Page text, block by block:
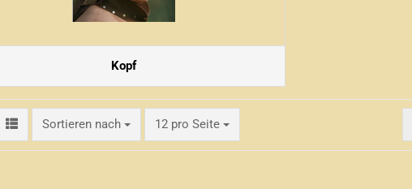
Kopf
Sortieren nach
Sortieren nach 12 pro Seite
pro Seite